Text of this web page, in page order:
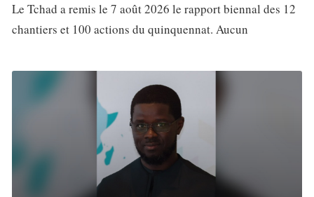
Le Tchad a remis le 7 août 2026 le rapport biennal des 12
chantiers et 100 actions du quinquennat. Aucun